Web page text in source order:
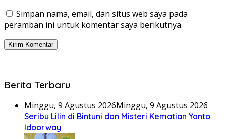
Simpan nama, email, dan situs web saya pada
peramban ini untuk komentar saya berikutnya.
Berita Terbaru
Minggu, 9 Agustus 2026Minggu, 9 Agustus 2026
Seribu Lilin di Bintuni dan Misteri Kematian Yanto
Idoorway